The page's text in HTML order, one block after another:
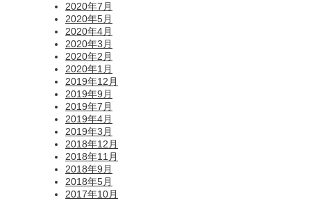
2020年7月
2020年5月
2020年4月
2020年3月
2020年2月
2020年1月
2019年12月
2019年9月
2019年7月
2019年4月
2019年3月
2018年12月
2018年11月
2018年9月
2018年5月
2017年10月